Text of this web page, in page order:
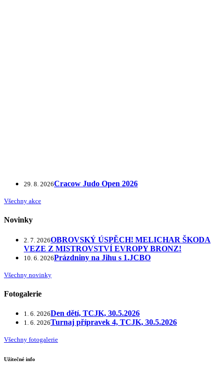
29. 8. 2026Cracow Judo Open 2026
Všechny akce
Novinky
2. 7. 2026OBROVSKÝ ÚSPĚCH! MELICHAR ŠKODA
VEZE Z MISTROVSTVÍ EVROPY BRONZ!
10. 6. 2026Prázdniny na Jihu s 1.JCBO
Všechny novinky
Fotogalerie
1. 6. 2026Den dětí, TCJK, 30.5.2026
1. 6. 2026Turnaj přípravek 4, TCJK, 30.5.2026
Všechny fotogalerie
Užitečné info